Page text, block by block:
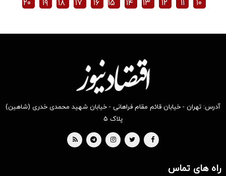
۱۰ ۱۱ ۱۲ ۱۳ ۱۴ ۱۵ ۱۶ ۱۷ ۱۸ ۱۹ ۲۰
آدرس: تهران - خیابان قائم مقام فراهانی - خیابان شهید محمدی خدری (شاهین)
پلاک ۵
راه های تماس